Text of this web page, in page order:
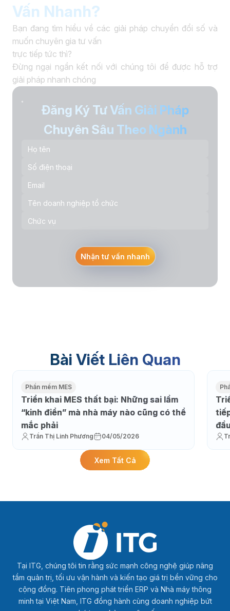
Vấn Nhanh?
Bạn đang tìm hiểu về các giải pháp chuyển đổi số và
muốn chuyên gia tư vấn
trực tiếp tức thì?
Đừng ngại ngần kết nối với chúng tôi để được hỗ trợ
giải pháp nhanh chóng
Đăng Ký Tư Vấn Giải Pháp
Chuyên Sâu Theo Ngành
Nhận tư vấn nhanh
Bài Viết Liên Quan
Phần mềm MES
Triển khai MES thất bại: Những sai lầm
“kinh điển” mà nhà máy nào cũng có thể
mắc phải
Trần Thị Linh Phương 04/05/2026
Xem Tất Cả
Tại ITG, chúng tôi tin rằng sức mạnh công nghệ giúp nâng
tầm quản trị, tối ưu vận hành và kiến tạo giá trị bền vững cho
cộng đồng. Tiên phong phát triển ERP và Nhà máy thông
minh tại Việt Nam, ITG đồng hành cùng doanh nghiệp bứt